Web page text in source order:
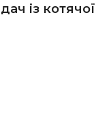
із котячої